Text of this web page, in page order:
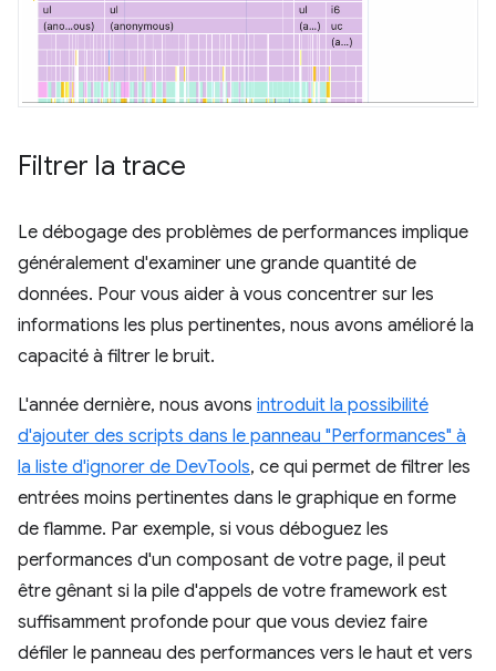
Filtrer la trace
Le débogage des problèmes de performances implique
généralement d'examiner une grande quantité de
données. Pour vous aider à vous concentrer sur les
informations les plus pertinentes, nous avons amélioré la
capacité à filtrer le bruit.
L'année dernière, nous avons introduit la possibilité
d'ajouter des scripts dans le panneau "Performances" à
la liste d'ignorer de DevTools, ce qui permet de filtrer les
entrées moins pertinentes dans le graphique en forme
de flamme. Par exemple, si vous déboguez les
performances d'un composant de votre page, il peut
être gênant si la pile d'appels de votre framework est
suffisamment profonde pour que vous deviez faire
défiler le panneau des performances vers le haut et vers